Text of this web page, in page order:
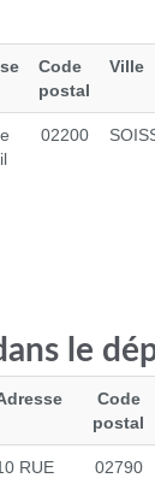
Code
postal
Ville
02200
le
Code
postal
RUE
02790